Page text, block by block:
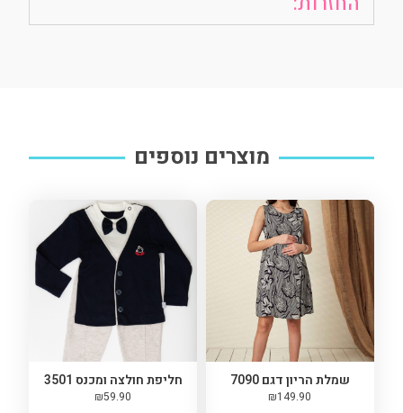
מוצרים נוספים
שמלת הריון דגם 7090
₪149.90
חליפת חולצה ומכנס 3501
₪59.90